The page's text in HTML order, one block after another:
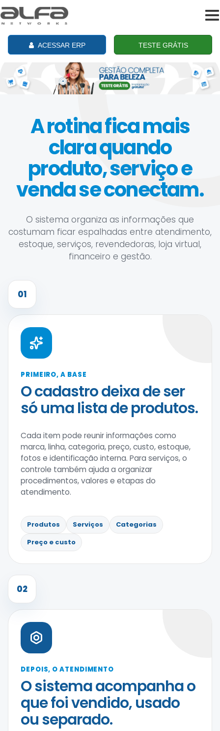
ACESSAR ERP TESTE GRÁTIS
A rotina fica mais
clara quando
produto, serviço e
venda se conectam.
O sistema organiza as informações que
costumam ficar espalhadas entre atendimento,
estoque, serviços, revendedoras, loja virtual,
financeiro e gestão.
01
PRIMEIRO, A BASE
O cadastro deixa de ser
só uma lista de produtos.
Cada item pode reunir informações como
marca, linha, categoria, preço, custo, estoque,
fotos e identificação interna. Para serviços, o
controle também ajuda a organizar
procedimentos, valores e etapas do
atendimento.
Produtos Serviços
Categorias
Preço e custo
02
DEPOIS, O ATENDIMENTO
O sistema acompanha o
que foi vendido, usado
ou separado.